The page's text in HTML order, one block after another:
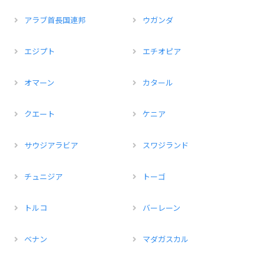
アラブ首長国連邦 ウガンダ
エジプト エチオピア
オマーン カタール
クエート ケニア
サウジアラビア スワジランド
チュニジア トーゴ
トルコ バーレーン
ベナン マダガスカル